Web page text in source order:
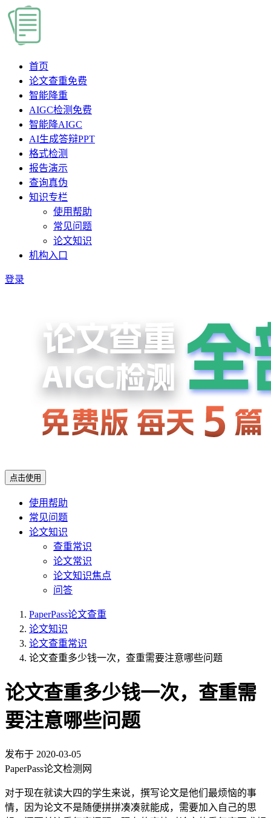
首页
论文查重免费
智能降重
AIGC检测 免费
智能降AIGC
AI生成答辩PPT
格式检测
报告演示
查询真伪
知识专栏
使用帮助
常见问题
论文知识
机构入口
登录
点击使用
使用帮助
常见问题
论文知识
查重常识
论文常识
论文知识焦点
问答
PaperPass论文查重
论文知识
论文查重常识
论文查重多少钱一次，查重需要注意哪些问题
论文查重多少钱一次，查重需
要注意哪些问题
发布于 2020-03-05
PaperPass论文检测网
对于现在就读大四的学生来说，撰写论文是他们最烦恼的事
情，因为论文不是随便拼拼凑凑就能成，需要加入自己的思